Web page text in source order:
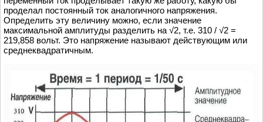
проделал постоянный ток аналогичного напряжения.
Определить эту величину можно, если значение
максимальной амплитуды разделить на √2, т.е. 310 / √2 =
219,858 вольт. Это напряжение называют действующим или
среднеквадратичным.